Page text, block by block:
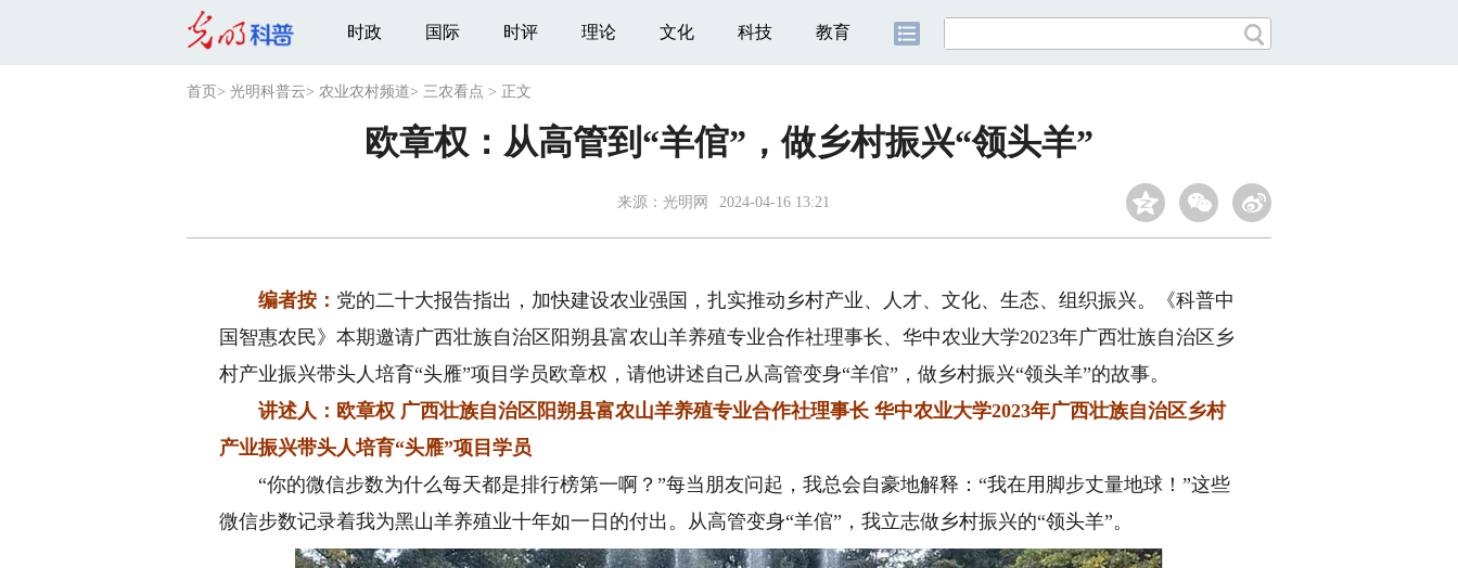
时政 国际 时评 理论 文化 科技 教育
首页 > 光明科普云> 农业农村频道> 三农看点 > 正文
欧章权：从高管到“羊倌”，做乡村振兴“领头羊”
来源： 光明网 2024-04-16 13:21
编者按： 党的二十大报告指出，加快建设农业强国，扎实推动乡村产业、人才、文化、生态、组织振兴。《科普中
国智惠农民》本期邀请广西壮族自治区阳朔县富农山羊养殖专业合作社理事长、华中农业大学2023年广西壮族自治区乡
村产业振兴带头人培育“头雁”项目学员欧章权，请他讲述自己从高管变身“羊倌”，做乡村振兴“领头羊”的故事。
讲述人：欧章权 广西壮族自治区阳朔县富农山羊养殖专业合作社理事长 华中农业大学2023年广西壮族自治区乡村
产业振兴带头人培育“头雁”项目学员
“你的微信步数为什么每天都是排行榜第一啊？”每当朋友问起，我总会自豪地解释：“我在用脚步丈量地球！”这些
微信步数记录着我为黑山羊养殖业十年如一日的付出。从高管变身“羊倌”，我立志做乡村振兴的“领头羊”。